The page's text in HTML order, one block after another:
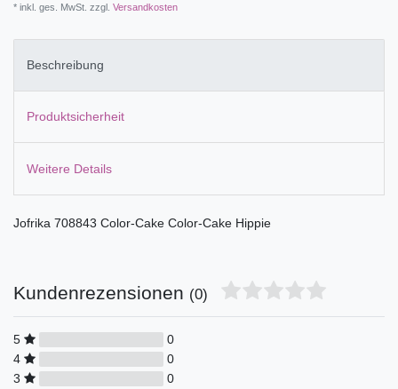
* inkl. ges. MwSt. zzgl. Versandkosten
Beschreibung
Produktsicherheit
Weitere Details
Jofrika 708843 Color-Cake Color-Cake Hippie
Kundenrezensionen (0)
5
0
4
0
3
0